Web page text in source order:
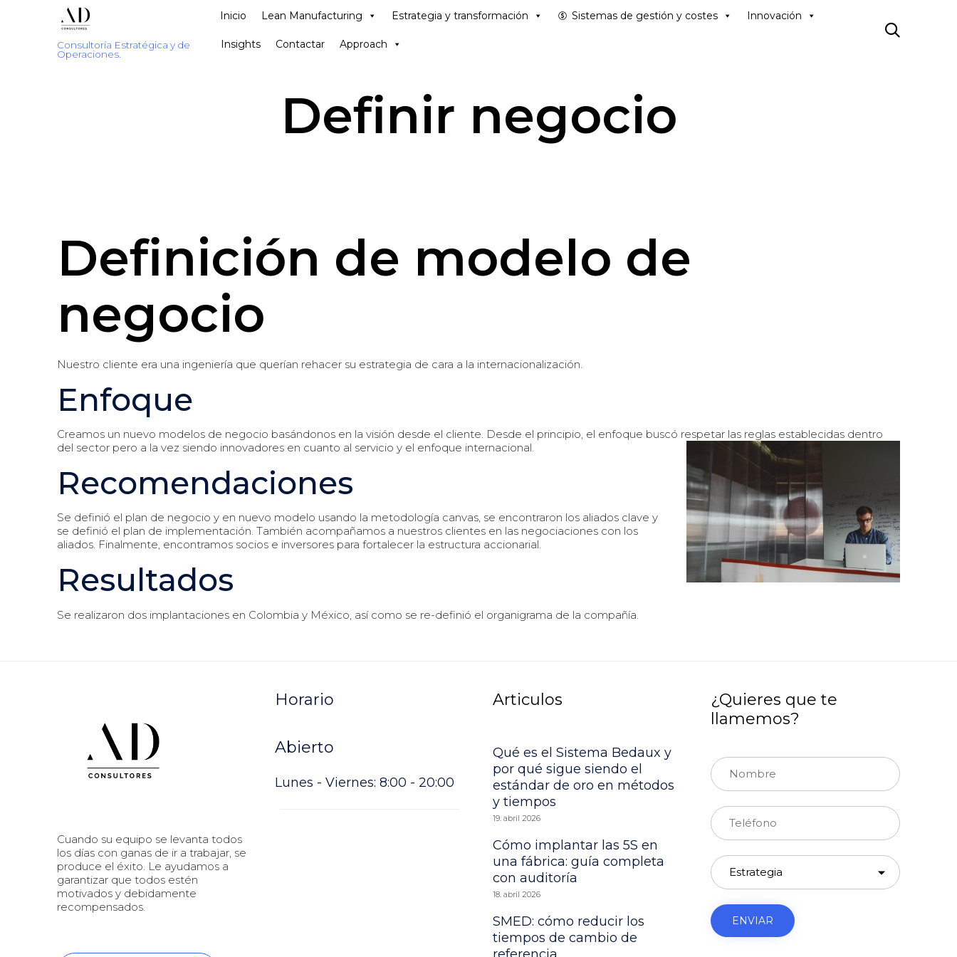
Consultoría Estratégica y de
Operaciones.
content
Inicio Lean Manufacturing Estrategia y transformación Sistemas de gestión y costes Innovación
Insights Contactar Approach

Definir negocio
Definición de modelo de
negocio
Nuestro cliente era una ingeniería que querían rehacer su estrategia de cara a la internacionalización.
Enfoque
Creamos un nuevo modelos de negocio basándonos en la visión desde el cliente. Desde el principio, el enfoque buscó respetar las reglas establecidas dentro
del sector pero a la vez siendo innovadores en cuanto al servicio y el enfoque internacional.
Recomendaciones
Se definió el plan de negocio y en nuevo modelo usando la metodología canvas, se encontraron los aliados clave y
se definió el plan de implementación. También acompañamos a nuestros clientes en las negociaciones con los
aliados. Finalmente, encontramos socios e inversores para fortalecer la estructura accionarial.
Resultados
Se realizaron dos implantaciones en Colombia y México, así como se re-definió el organigrama de la compañía.
Cuando su equipo se levanta todos
los días con ganas de ir a trabajar, se
produce el éxito. Le ayudamos a
garantizar que todos estén
motivados y debidamente
recompensados.
Horario
Abierto
Lunes - Viernes: 8:00 - 20:00
Articulos
Qué es el Sistema Bedaux y
por qué sigue siendo el
estándar de oro en métodos
y tiempos
19. abril 2026
Cómo implantar las 5S en
una fábrica: guía completa
con auditoría
18. abril 2026
SMED: cómo reducir los
tiempos de cambio de
referencia
¿Quieres que te
llamemos?